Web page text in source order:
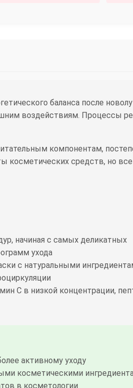
баланса после
воздействиям. Процессы
компонентам,
косметических средств, но
начиная с самых деликатных
ухода
с натуральными
С в низкой концентрации,
активному уходу
косметическими
в косметологии